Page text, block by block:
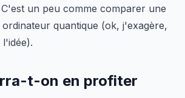
un peu comme comparer une
quantique (ok, j'exagère,
t-on en profiter